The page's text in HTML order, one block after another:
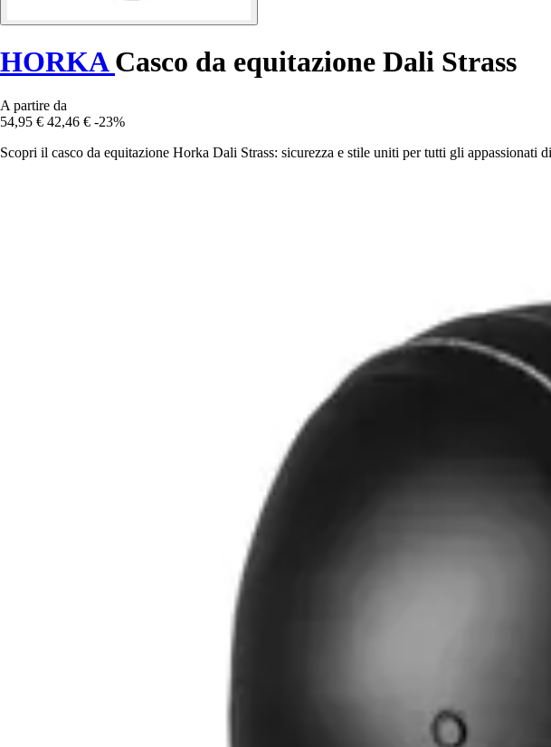
HORKACasco da equitazione Dali Strass
A partire da
54,95 € 42,46 € -23%
Scopri il casco da equitazione Horka Dali Strass: sicurezza e stile uniti per tutti gli appassionati